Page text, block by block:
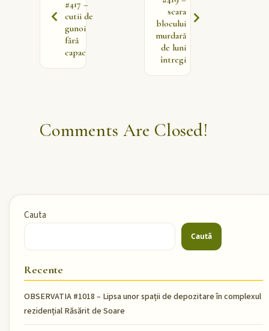
#417 –
cutii de
gunoi
fără
capac
scara
blocului
murdară
de luni
întregi
Comments Are Closed!
Cauta
Caută
Recente
OBSERVATIA #1018 – Lipsa unor spații de depozitare în complexul
rezidențial Răsărit de Soare